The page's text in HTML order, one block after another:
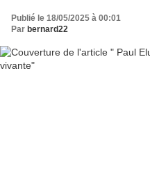
Publié le 18/05/2025 à 00:01
Par bernard22